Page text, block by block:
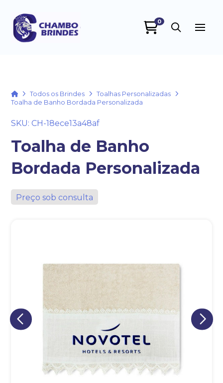
0
HomeTodos os Brindes
Toalhas Personalizadas
Toalha de Banho Bordada Personalizada
SKU: CH-18ece13a48af
Toalha de Banho
Bordada Personalizada
Preço sob consulta
A nossa empresa está comprometida a proteger e respeitar
sua privacidade, utilizaremos seus dados apenas para fins
de marketing. Você pode alterar suas preferências a
qualquer momento.
Iniciar conversa